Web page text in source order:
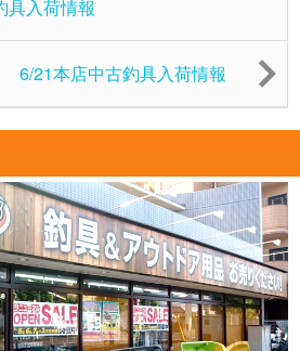
具入荷情報
6/21本店中古釣具入荷情報